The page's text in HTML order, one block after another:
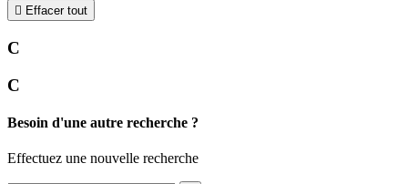
 Effacer tout
C
C
Besoin d'une autre recherche ?
Effectuez une nouvelle recherche